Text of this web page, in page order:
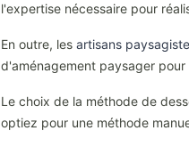
l'expertise nécessaire pour
En outre, les artisans
d'aménagement paysager
Le choix de la méthode de
optiez pour une méthode